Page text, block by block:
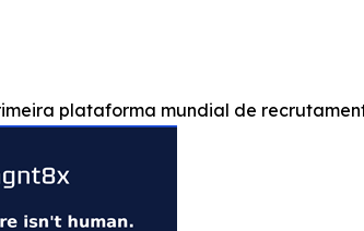
plataforma mundial de